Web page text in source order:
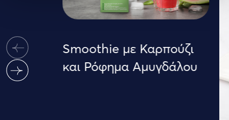
Smoothie με Καρπούζι
και Ρόφημα Αμυγδάλου